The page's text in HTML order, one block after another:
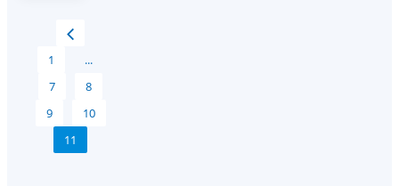
1
...
7
8
9
10
11